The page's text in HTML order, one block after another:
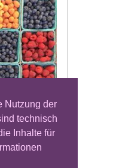
Nutzung der
technisch
Inhalte für
mit
und Lifestyle-